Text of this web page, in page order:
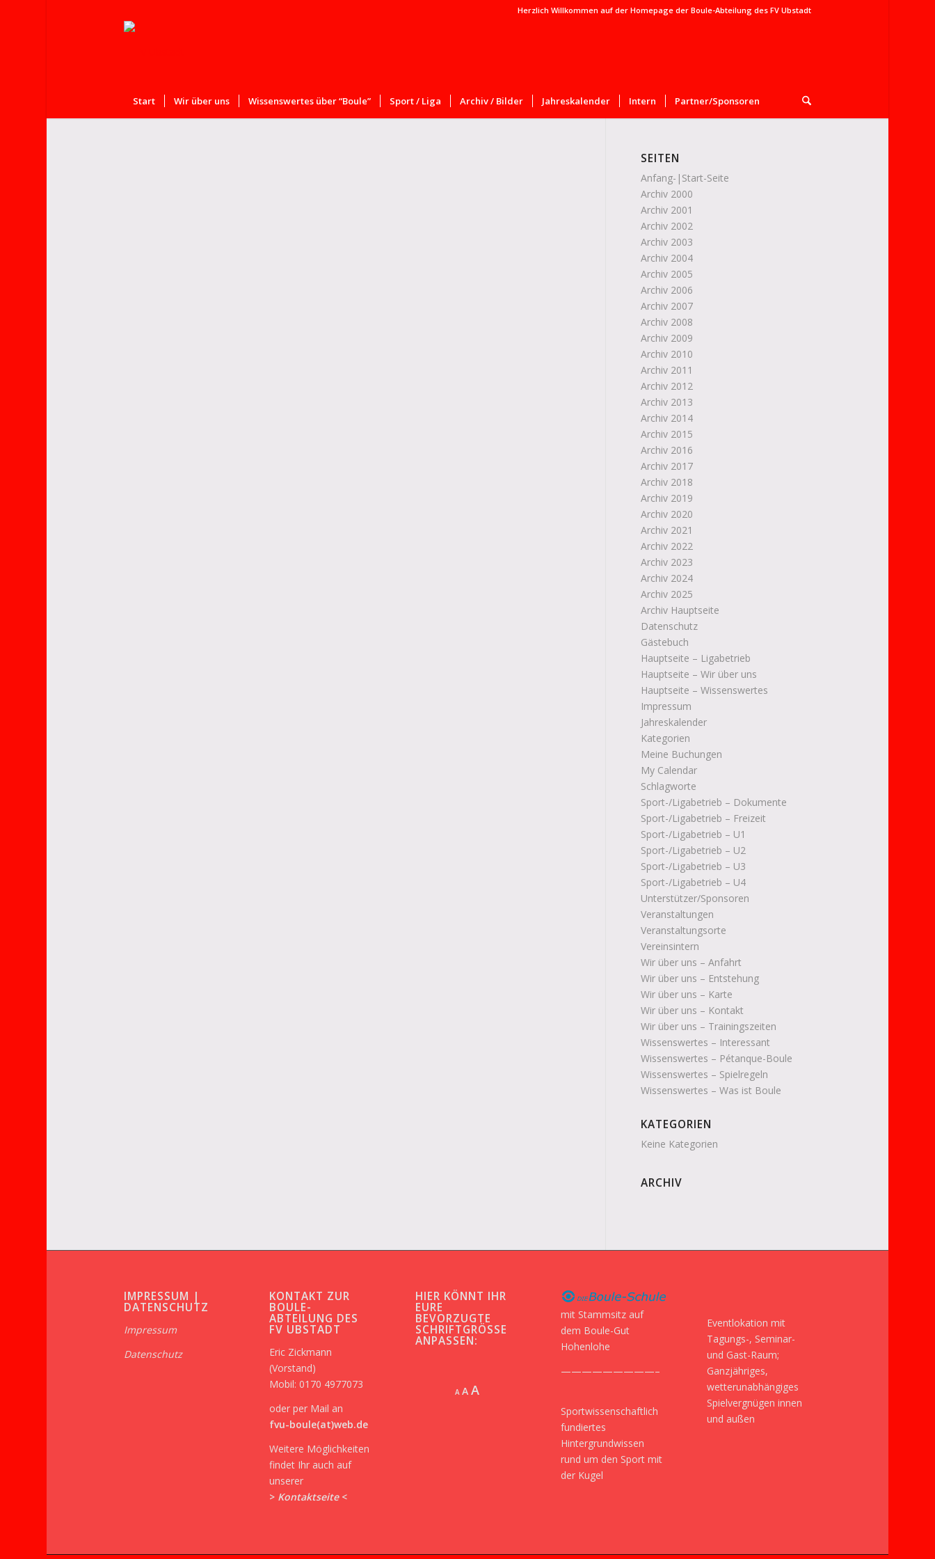
Herzlich Willkommen auf der Homepage der Boule-Abteilung des FV Ubstadt
Start Wir über uns Wissenswertes über “Boule” Sport / Liga Archiv / Bilder Jahreskalender Intern Partner/Sponsoren
SEITEN
Anfang-|Start-Seite
Archiv 2000
Archiv 2001
Archiv 2002
Archiv 2003
Archiv 2004
Archiv 2005
Archiv 2006
Archiv 2007
Archiv 2008
Archiv 2009
Archiv 2010
Archiv 2011
Archiv 2012
Archiv 2013
Archiv 2014
Archiv 2015
Archiv 2016
Archiv 2017
Archiv 2018
Archiv 2019
Archiv 2020
Archiv 2021
Archiv 2022
Archiv 2023
Archiv 2024
Archiv 2025
Archiv Hauptseite
Datenschutz
Gästebuch
Hauptseite – Ligabetrieb
Hauptseite – Wir über uns
Hauptseite – Wissenswertes
Impressum
Jahreskalender
Kategorien
Meine Buchungen
My Calendar
Schlagworte
Sport-/Ligabetrieb – Dokumente
Sport-/Ligabetrieb – Freizeit
Sport-/Ligabetrieb – U1
Sport-/Ligabetrieb – U2
Sport-/Ligabetrieb – U3
Sport-/Ligabetrieb – U4
Unterstützer/Sponsoren
Veranstaltungen
Veranstaltungsorte
Vereinsintern
Wir über uns – Anfahrt
Wir über uns – Entstehung
Wir über uns – Karte
Wir über uns – Kontakt
Wir über uns – Trainingszeiten
Wissenswertes – Interessant
Wissenswertes – Pétanque-Boule
Wissenswertes – Spielregeln
Wissenswertes – Was ist Boule
KATEGORIEN
Keine Kategorien
ARCHIV
IMPRESSUM |
DATENSCHUTZ
Impressum
Datenschutz
KONTAKT ZUR
BOULE-
ABTEILUNG DES
FV UBSTADT
Eric Zickmann
(Vorstand)
Mobil: 0170 4977073
oder per Mail an
fvu-boule(at)web.de
Weitere Möglichkeiten
findet Ihr auch auf
unserer
> Kontaktseite <
HIER KÖNNT IHR
EURE
BEVORZUGTE
SCHRIFTGRÖSSE A
NPASSEN:
A Decrease
AReset
AIncrease
mit Stammsitz auf
dem Boule-Gut
Hohenlohe
—————————–
Sportwissenschaftlich
fundiertes
Hintergrundwissen
rund um den Sport mit
der Kugel
Eventlokation mit
Tagungs-, Seminar-
und Gast-Raum;
Ganzjähriges,
wetterunabhängiges
Spielvergnügen innen
und außen